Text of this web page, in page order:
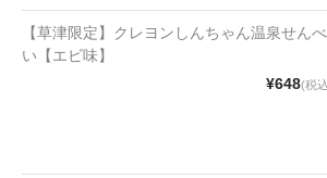
民芸品
会社情報
【草津限定】クレヨンしんちゃん温泉せんべ
い【エビ味】
¥648(税